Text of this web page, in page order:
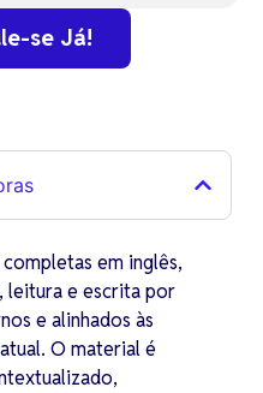
se Já!
em inglês,
leitura e escrita por
e alinhados às
O material é